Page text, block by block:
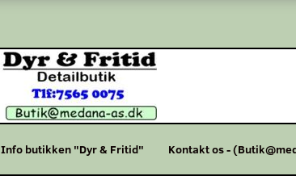
Info butikken "Dyr & Fritid" Kontakt os -